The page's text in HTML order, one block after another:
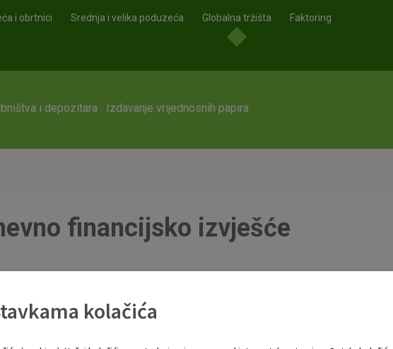
i obrtnici Srednja i velika poduzeća Globalna tržišta Faktoring
i depozitara Izdavanje vrijednosnih papira
financijsko izvješće
kolačića